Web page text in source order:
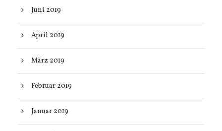
Juni 2019
April 2019
März 2019
Februar 2019
Januar 2019